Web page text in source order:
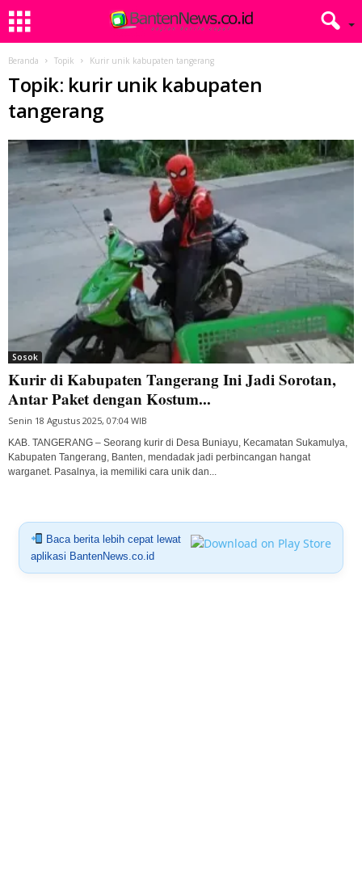
Beranda Topik Kurir unik kabupaten tangerang
Topik: kurir unik kabupaten
tangerang
Sosok
Kurir di Kabupaten Tangerang Ini Jadi Sorotan,
Antar Paket dengan Kostum...
Senin 18 Agustus 2025, 07:04 WIB
KAB. TANGERANG – Seorang kurir di Desa Buniayu, Kecamatan Sukamulya,
Kabupaten Tangerang, Banten, mendadak jadi perbincangan hangat
warganet. Pasalnya, ia memiliki cara unik dan...
Baca berita lebih cepat lewat
aplikasi BantenNews.co.id